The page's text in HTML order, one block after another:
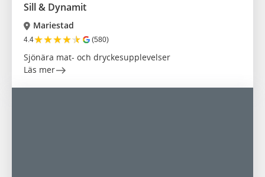
Sill & Dynamit
Mariestad
4.4★★★★★ (580)
Sjönära mat- och dryckesupplevelser
Läs mer